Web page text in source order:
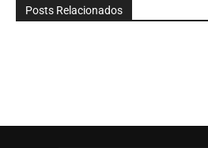
Posts Relacionados